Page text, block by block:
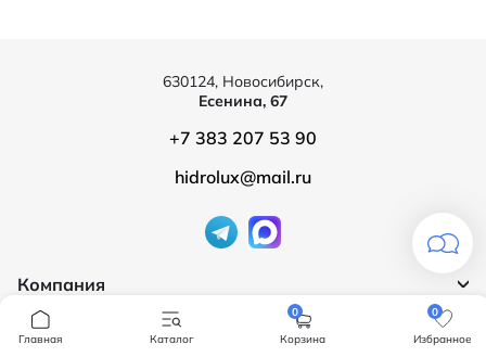
Компания
О компании
Продукция
630124, Новосибирск,
Есенина, 67
+7 383 207 53 90
hidrolux@mail.ru
Главная Каталог
0
Корзина
0
Избранное